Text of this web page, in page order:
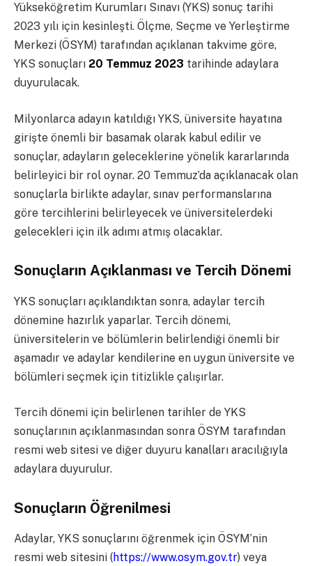
Yükseköğretim Kurumları Sınavı (YKS) sonuç tarihi
2023 yılı için kesinleşti. Ölçme, Seçme ve Yerleştirme
Merkezi (ÖSYM) tarafından açıklanan takvime göre,
YKS sonuçları 20 Temmuz 2023 tarihinde adaylara
duyurulacak.
Milyonlarca adayın katıldığı YKS, üniversite hayatına
girişte önemli bir basamak olarak kabul edilir ve
sonuçlar, adayların geleceklerine yönelik kararlarında
belirleyici bir rol oynar. 20 Temmuz’da açıklanacak olan
sonuçlarla birlikte adaylar, sınav performanslarına
göre tercihlerini belirleyecek ve üniversitelerdeki
gelecekleri için ilk adımı atmış olacaklar.
Sonuçların Açıklanması ve Tercih Dönemi
YKS sonuçları açıklandıktan sonra, adaylar tercih
dönemine hazırlık yaparlar. Tercih dönemi,
üniversitelerin ve bölümlerin belirlendiği önemli bir
aşamadır ve adaylar kendilerine en uygun üniversite ve
bölümleri seçmek için titizlikle çalışırlar.
Tercih dönemi için belirlenen tarihler de YKS
sonuçlarının açıklanmasından sonra ÖSYM tarafından
resmi web sitesi ve diğer duyuru kanalları aracılığıyla
adaylara duyurulur.
Sonuçların Öğrenilmesi
Adaylar, YKS sonuçlarını öğrenmek için ÖSYM’nin
resmi web sitesini (https://www.osym.gov.tr) veya